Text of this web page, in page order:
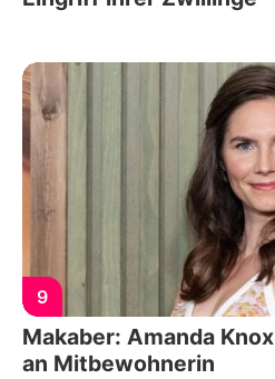
9
Makaber: Amanda
an Mitbewohnerin